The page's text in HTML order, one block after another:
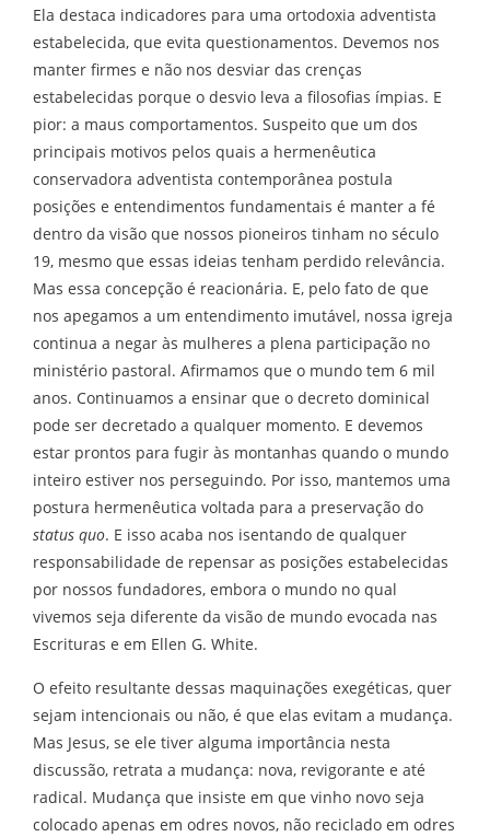
Ela destaca indicadores para uma ortodoxia adventista
estabelecida, que evita questionamentos. Devemos nos
manter firmes e não nos desviar das crenças
estabelecidas porque o desvio leva a filosofias ímpias. E
pior: a maus comportamentos. Suspeito que um dos
principais motivos pelos quais a hermenêutica
conservadora adventista contemporânea postula
posições e entendimentos fundamentais é manter a fé
dentro da visão que nossos pioneiros tinham no século
19, mesmo que essas ideias tenham perdido relevância.
Mas essa concepção é reacionária. E, pelo fato de que
nos apegamos a um entendimento imutável, nossa igreja
continua a negar às mulheres a plena participação no
ministério pastoral. Afirmamos que o mundo tem 6 mil
anos. Continuamos a ensinar que o decreto dominical
pode ser decretado a qualquer momento. E devemos
estar prontos para fugir às montanhas quando o mundo
inteiro estiver nos perseguindo. Por isso, mantemos uma
postura hermenêutica voltada para a preservação do
status quo. E isso acaba nos isentando de qualquer
responsabilidade de repensar as posições estabelecidas
por nossos fundadores, embora o mundo no qual
vivemos seja diferente da visão de mundo evocada nas
Escrituras e em Ellen G. White.
O efeito resultante dessas maquinações exegéticas, quer
sejam intencionais ou não, é que elas evitam a mudança.
Mas Jesus, se ele tiver alguma importância nesta
discussão, retrata a mudança: nova, revigorante e até
radical. Mudança que insiste em que vinho novo seja
colocado apenas em odres novos, não reciclado em odres